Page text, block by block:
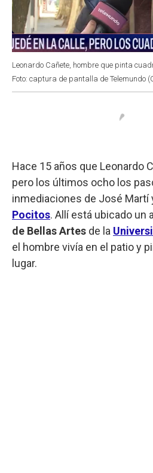
Leonardo Cañete, hombre que pinta
Foto: captura de pantalla de Telemundo
Hace 15 años que Leonardo
pero los últimos ocho los
inmediaciones de José Martí
Pocitos. Allí está ubicado un
de Bellas Artes de la
el hombre vivía en el patio y
lugar.